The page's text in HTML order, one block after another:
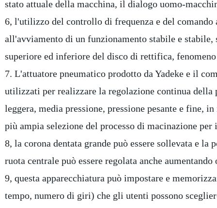
stato attuale della macchina, il dialogo uomo-
6, l'utilizzo del controllo di frequenza e del
all'avviamento di un funzionamento stabile e
superiore ed inferiore del disco di rettifica,
7. L'attuatore pneumatico prodotto da Yadeke e il
utilizzati per realizzare la regolazione continua
leggera, media pressione, pressione pesante e fine,
più ampia selezione del processo di macinazione per
8, la corona dentata grande può essere sollevata e
ruota centrale può essere regolata anche
9, questa apparecchiatura può impostare e
tempo, numero di giri) che gli utenti possono